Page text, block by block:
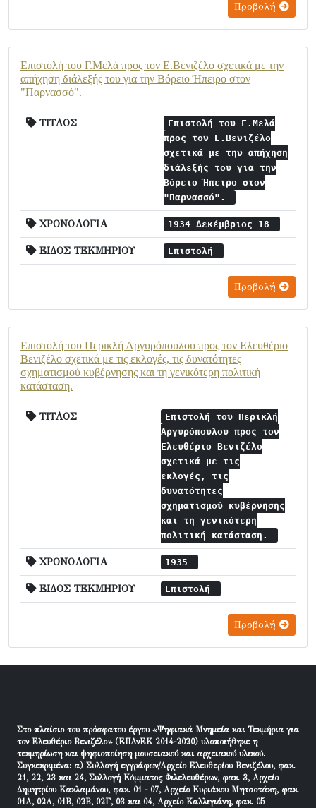
Προβολή
Επιστολή του Γ.Μελά προς τον Ε.Βενιζέλο σχετικά με την
απήχηση διάλεξής του για την Βόρειο Ήπειρο στον
"Παρνασσό".
ΤΙΤΛΟΣ
Επιστολή του Γ.Μελά
προς τον Ε.Βενιζέλο
σχετικά με την απήχηση
διάλεξής του για την
Βόρειο Ήπειρο στον
"Παρνασσό".
ΧΡΟΝΟΛΟΓΙΑ 1934 Δεκέμβριος 18
ΕΙΔΟΣ ΤΕΚΜΗΡΙΟΥ Επιστολή
Προβολή
Επιστολή του Περικλή Αργυρόπουλου προς τον Ελευθέριο
Βενιζέλο σχετικά με τις εκλογές, τις δυνατότητες
σχηματισμού κυβέρνησης και τη γενικότερη πολιτική
κατάσταση.
ΤΙΤΛΟΣ
Επιστολή του Περικλή
Αργυρόπουλου προς τον
Ελευθέριο Βενιζέλο
σχετικά με τις
εκλογές, τις
δυνατότητες
σχηματισμού κυβέρνησης
και τη γενικότερη
πολιτική κατάσταση.
ΧΡΟΝΟΛΟΓΙΑ 1935
ΕΙΔΟΣ ΤΕΚΜΗΡΙΟΥ Επιστολή
Προβολή
Στο πλαίσιο του πρόσφατου έργου «Ψηφιακά Μνημεία και Τεκμήρια για
τον Ελευθέριο Βενιζέλο» (ΕΠΑνΕΚ 2014-2020) υλοποιήθηκε η
τεκμηρίωση και ψηφιοποίηση μουσειακού και αρχειακού υλικού.
Συγκεκριμένα: α) Συλλογή εγγράφων/Αρχείο Ελευθερίου Βενιζέλου, φακ.
21, 22, 23 και 24, Συλλογή Κόμματος Φιλελευθέρων, φακ. 3, Αρχείο
Δημητρίου Κακλαμάνου, φακ. 01 - 07, Αρχείο Κυριάκου Μητσοτάκη, φακ.
01Α, 02Α, 01Β, 02Β, 02Γ, 03 και 04, Αρχείο Καλλιγιάνη, φακ. 05